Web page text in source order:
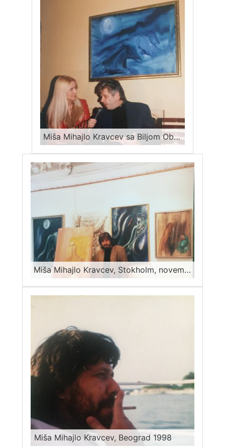
Miša Mihajlo Kravcev sa Biljom Obradović
Miša Mihajlo Kravcev, Stokholm, novembar 1998
Miša Mihajlo Kravcev, Beograd 1998